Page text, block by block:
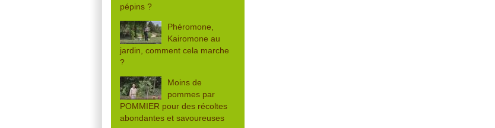
pépins ?
Phéromone,
Kairomone au
jardin, comment cela marche
?
Moins de
pommes par
POMMIER pour des récoltes
abondantes et savoureuses